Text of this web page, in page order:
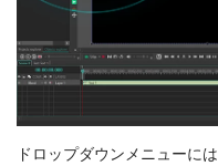
ドロップダウンメニューに